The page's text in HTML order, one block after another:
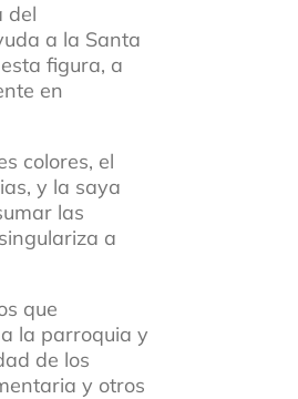
del
a la Santa
figura, a
en
colores, el
y la saya
las
a
que
la parroquia y
de los
y otros